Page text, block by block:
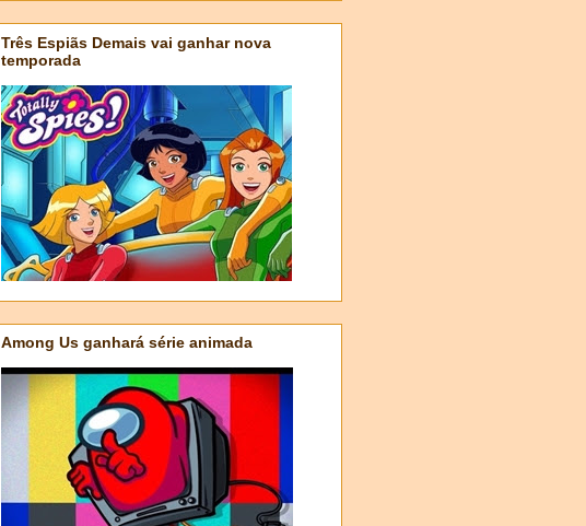
Três Espiãs Demais vai ganhar nova
temporada
Among Us ganhará série animada